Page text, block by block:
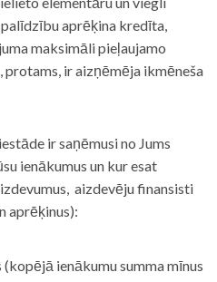
aprēķina kredīta,
maksimāli pieļaujamo
protams, ir aizņēmēja ikmēneša
ir saņēmusi no Jums
ienākumus un kur esat
aizdevēju finansisti
aprēķinus):
ienākumu summa mīnus